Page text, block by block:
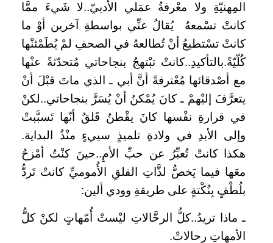
المِهنيّةِ ولا معْرفةُ عمَلي الأدبيّ..لا شَيءَ ممَّا
كانتْ تسْمعهُ يُقالُ عنِّي بواسطةِ آخرين أوْ ما
كانتْ تسْتطيعُ أنْ تُطالعهُ في الصحفِ لمْ يُطَمْئنْها
كُلّيّةً.بالتأكيدِ..كانتْ تبْتهجُ بنجاحاتي مُتحدّثةً عنْها
مع أصْدقائها مُعْترفةً أنَّ أبي ـ الذي ماتَ قبْلَ أنْ
يتعرَّفَ إليْهمْ ـ كانَ يُمْكنُ أنْ يُسَرَّ بنجاحاتي..لكنْ
في قرارةِ نفْسها كانَ يقْطنُ قَلقُ أنّها تَسبَّبتْ
وإلى الأبدِ في ولادةِ تلميذٍ سييءٍ منْذُ البداية.
هكذا كانتْ تُعبِّرُ عن حبِّ الأمِ..حينَ كنْتُ أمْزحُ
معَها فيما يَخصُّ لذَّاتِ القلقِ الأُموميِّ كانتْ تَردُّ
بلُطْفٍ بِنُكْتةٍ على طريقةِ وودي ألين:
ـ ماذا تريدُ..كلُّ الرحَّالاتِ ليْستْ أُمّهاتٍ لكنْ كلُّ
الأمهاتِ رحالاتْ.